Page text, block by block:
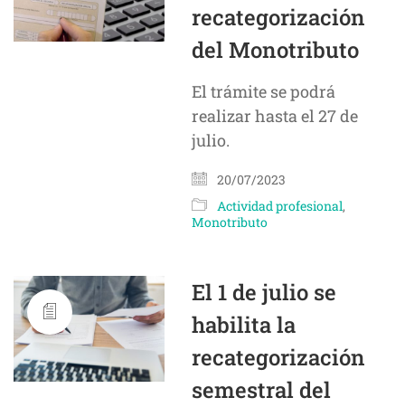
recategorización
del Monotributo
El trámite se podrá
realizar hasta el 27 de
julio.
20/07/2023
Actividad profesional,
Monotributo
El 1 de julio se
habilita la
recategorización
semestral del